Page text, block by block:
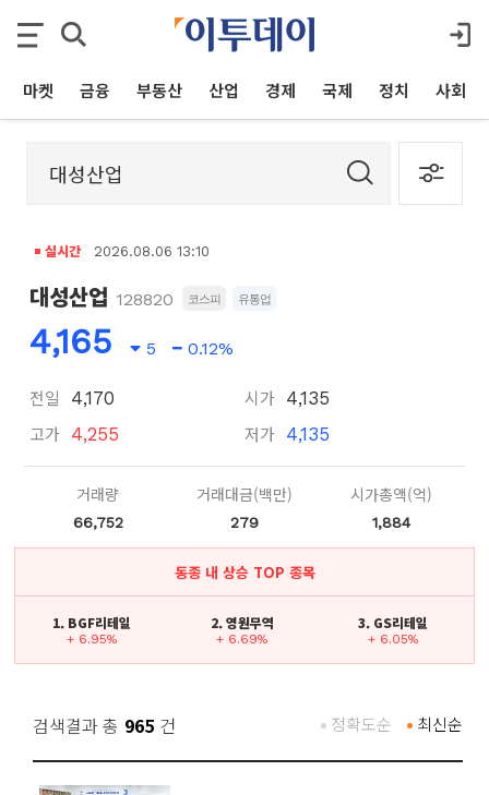
마켓 금융 부동산 산업 경제 국제 정치 사회
실시간 2026.08.06 13:10
대성산업 128820 코스피 유통업
4,165 5 0.12%
전일 4,170
고가 4,255
시가 4,135
저가 4,135
거래량
66,752
거래대금(백만)
279
시가총액(억)
1,884
동종 내 상승 TOP 종목
1. BGF리테일
+ 6.95%
2. 영원무역
+ 6.69%
3. GS리테일
+ 6.05%
검색결과 총 965 건 최신순
정확도순